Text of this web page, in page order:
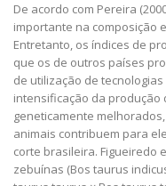
De acordo com Pereira
importante na composição
Entretanto, os índices de
que os de outros países
de utilização de
intensificação da produção
geneticamente
animais contribuem para
corte brasileira. Figueiredo
zebuínas (Bos taurus